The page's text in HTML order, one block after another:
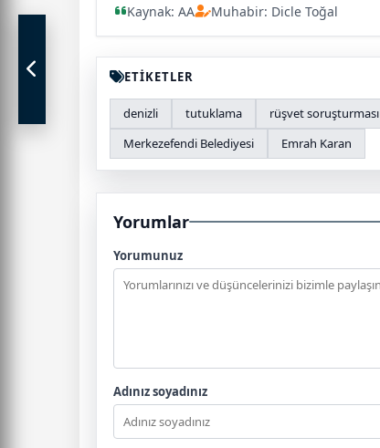
Kaynak: AA
Muhabir: Dicle Toğal
ETİKETLER
denizli tutuklama rüşvet soruşturması
Merkezefendi Belediyesi
Emrah Karan
Yorumlar
Yorumunuz
Adınız soyadınız